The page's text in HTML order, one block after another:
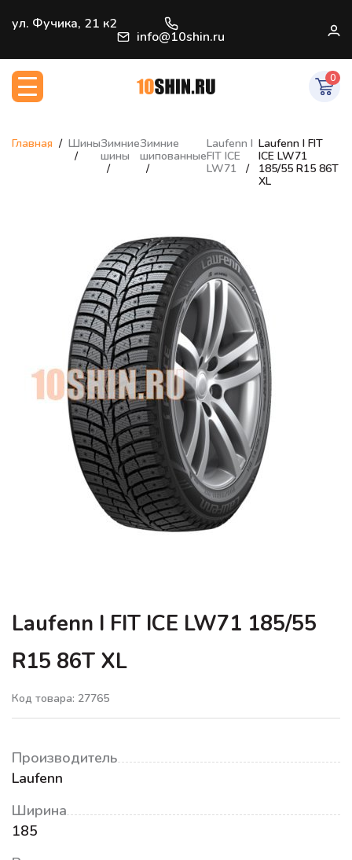
ул. Фучика, 21 к2
info@10shin.ru
0
Главная ШиныЗимние
шины
Зимние
шипованные
Laufenn I
FIT ICE
LW71
Laufenn I FIT
ICE LW71
185/55 R15 86T
XL
Laufenn I FIT ICE LW71 185/55
R15 86T XL
Код товара: 27765
Производитель
Laufenn
Ширина
185